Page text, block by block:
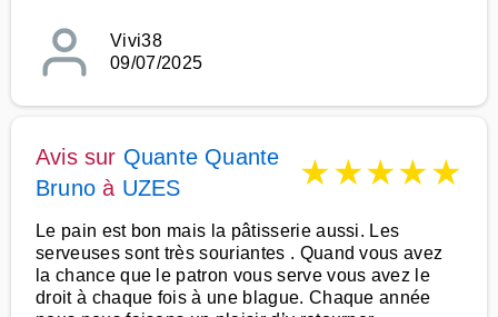
Vivi38
09/07/2025
Avis sur Quante Quante
Bruno à UZES ★★★★★
Le pain est bon mais la pâtisserie aussi. Les
serveuses sont très souriantes . Quand vous avez
la chance que le patron vous serve vous avez le
droit à chaque fois à une blague. Chaque année